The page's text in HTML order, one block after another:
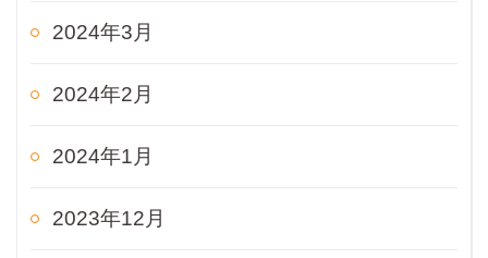
2024年3月
2024年2月
2024年1月
2023年12月